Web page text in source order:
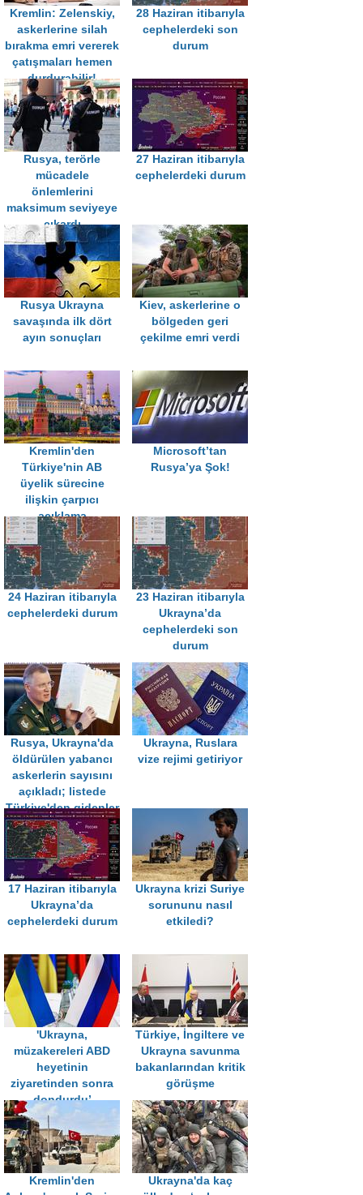
Kremlin: Zelenskiy,
askerlerine silah
bırakma emri vererek
çatışmaları hemen
durdurabilir!
28 Haziran itibarıyla
cephelerdeki son
durum
Rusya, terörle
mücadele
önlemlerini
maksimum seviyeye
çıkardı
27 Haziran itibarıyla
cephelerdeki durum
Rusya Ukrayna
savaşında ilk dört
ayın sonuçları
Kiev, askerlerine o
bölgeden geri
çekilme emri verdi
Kremlin'den
Türkiye'nin AB
üyelik sürecine
ilişkin çarpıcı
açıklama
Microsoft’tan
Rusya’ya Şok!
24 Haziran itibarıyla
cephelerdeki durum
23 Haziran itibarıyla
Ukrayna’da
cephelerdeki son
durum
Rusya, Ukrayna'da
öldürülen yabancı
askerlerin sayısını
açıkladı; listede
Türkiye'den gidenler
de var
Ukrayna, Ruslara
vize rejimi getiriyor
17 Haziran itibarıyla
Ukrayna’da
cephelerdeki durum
Ukrayna krizi Suriye
sorununu nasıl
etkiledi?
'Ukrayna,
müzakereleri ABD
heyetinin
ziyaretinden sonra
dondurdu’
Türkiye, İngiltere ve
Ukrayna savunma
bakanlarından kritik
görüşme
Kremlin'den
Ukrayna'da kaç